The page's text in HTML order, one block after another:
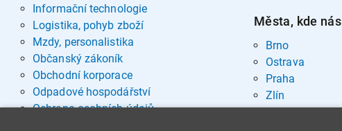
Informační technologie
Logistika, pohyb zboží
Mzdy, personalistika
Občanský zákoník
Obchodní korporace
Odpadové hospodářství
Ochrana osobních údajů
Města, kde
Brno
Ostrava
Praha
Zlín